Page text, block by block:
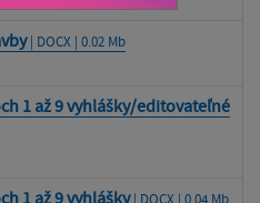
| DOCX | 0.02 Mb
1 až 9 vyhlášky/editovateľné
1 až 9 vyhlášky| DOCX | 0.04 Mb